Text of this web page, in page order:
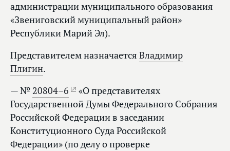
администрации муниципального образования
«Звениговский муниципальный район»
Республики Марий Эл).
Представителем назначается Владимир
Плигин.
— № 20804–6
«О представителях
Государственной Думы Федерального Собрания
Российской Федерации в заседании
Конституционного Суда Российской
Федерации» (по делу о проверке